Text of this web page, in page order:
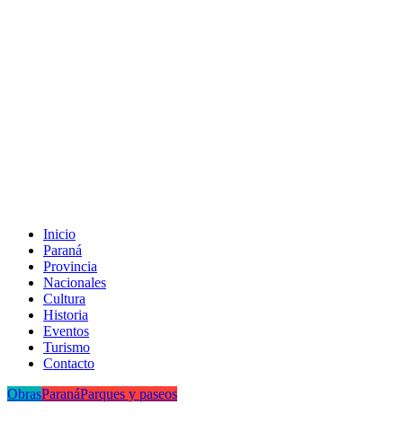
Inicio
Paraná
Provincia
Nacionales
Cultura
Historia
Eventos
Turismo
Contacto
ObrasParanáParques y paseos